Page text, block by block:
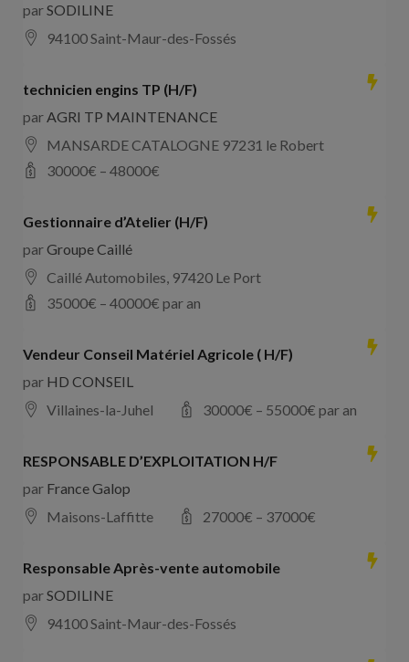
parSODILINE
94100 Saint-Maur-des-Fossés
technicien engins TP (H/F)
parAGRI TP MAINTENANCE
MANSARDE CATALOGNE 97231 le Robert
30000€ – 48000€
Gestionnaire d’Atelier (H/F)
parGroupe Caillé
Caillé Automobiles, 97420 Le Port
35000€ – 40000€ par an
Vendeur Conseil Matériel Agricole ( H/F)
par HD CONSEIL
Villaines-la-Juhel
30000€ – 55000€ par an
RESPONSABLE D’EXPLOITATION H/F
par France Galop
Maisons-Laffitte
27000€ – 37000€
Responsable Après-vente automobile
parSODILINE
94100 Saint-Maur-des-Fossés